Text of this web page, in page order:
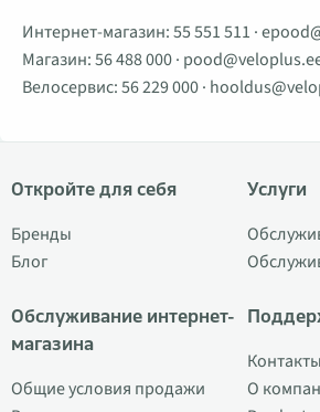
Интернет-магазин:55 551 511 ·
Магазин:56 488 000·
Велосервис:56 229 000·
Откройте для себя
Бренды
Блог
Обслуживание интернет-
магазина
Общие условия продажи
Услуги
Контакты
О